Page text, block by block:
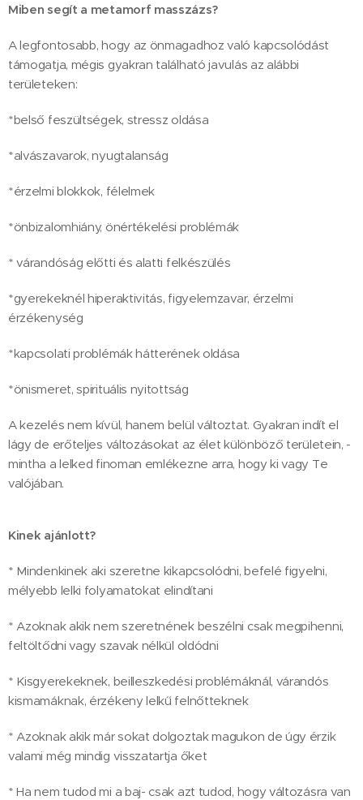
Miben segít a metamorf masszázs?
A legfontosabb, hogy az önmagadhoz való kapcsolódást
támogatja, mégis gyakran található javulás az alábbi
területeken:
*belső feszültségek, stressz oldása
*alvászavarok, nyugtalanság
*érzelmi blokkok, félelmek
*önbizalomhiány, önértékelési problémák
* várandóság előtti és alatti felkészülés
*gyerekeknél hiperaktivitás, figyelemzavar, érzelmi
érzékenység
*kapcsolati problémák hátterének oldása
*önismeret, spirituális nyitottság
A kezelés nem kívül, hanem belül változtat. Gyakran indít el
lágy de erőteljes változásokat az élet különböző területein, -
mintha a lelked finoman emlékezne arra, hogy ki vagy Te
valójában.
Kinek ajánlott?
* Mindenkinek aki szeretne kikapcsolódni, befelé figyelni,
mélyebb lelki folyamatokat elindítani
* Azoknak akik nem szeretnének beszélni csak megpihenni,
feltöltődni vagy szavak nélkül oldódni
* Kisgyerekeknek, beilleszkedési problémáknál, várandós
kismamáknak, érzékeny lelkű felnőtteknek
* Azoknak akik már sokat dolgoztak magukon de úgy érzik
valami még mindig visszatartja őket
* Ha nem tudod mi a baj- csak azt tudod, hogy változásra van